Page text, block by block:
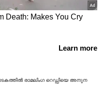
കർണാടകത്തിൽ രാമലിംഗ റെഡ്ഡിയെ അനുനയിപ്പിക്കാൻ മുഖ്യമന്ത്രിയും കോൺഗ്രസ് ഹൈക്കമാൻഡും; പ്രശ്നം പരിഹരിക്കാനായില്ലെങ്കിൽ രാജി സ്വീകരിക്കാൻ നിർദേശിച്ച് രാഹുൽ ​ഗാന്ധി